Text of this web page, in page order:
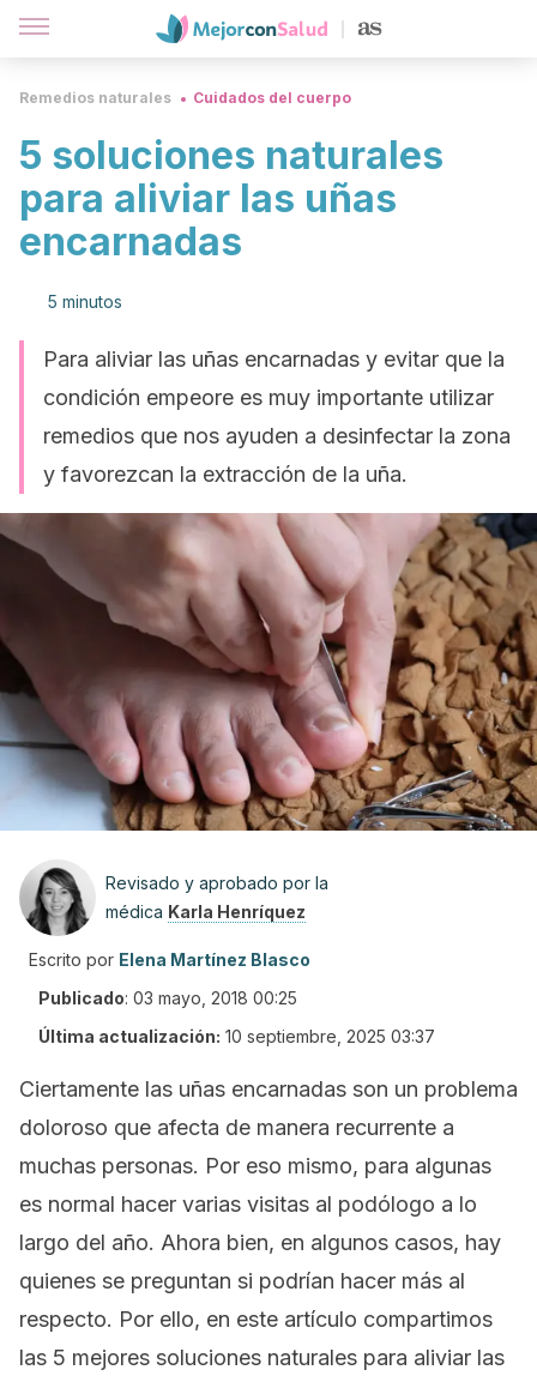
Remedios naturales Cuidados del cuerpo
5 soluciones naturales
para aliviar las uñas
encarnadas
5 minutos
Para aliviar las uñas encarnadas y evitar que la
condición empeore es muy importante utilizar
remedios que nos ayuden a desinfectar la zona
y favorezcan la extracción de la uña.
Revisado y aprobado por la
médica Karla Henríquez
Escrito por Elena Martínez Blasco
Publicado: 03 mayo, 2018 00:25
Última actualización: 10 septiembre, 2025 03:37
Ciertamente las uñas encarnadas son un problema
doloroso que afecta de manera recurrente a
muchas personas. Por eso mismo, para algunas
es normal hacer varias visitas al podólogo a lo
largo del año. Ahora bien, en algunos casos, hay
quienes se preguntan si podrían hacer más al
respecto. Por ello, en este artículo compartimos
las 5 mejores soluciones naturales para aliviar las